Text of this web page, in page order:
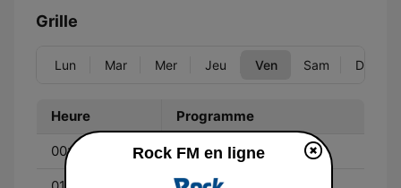
Grille
Lun Mar Mer Jeu Ven Sam Dim
Heure Programme
00:00 - 01:00 Música para animales
Rock FM en ligne